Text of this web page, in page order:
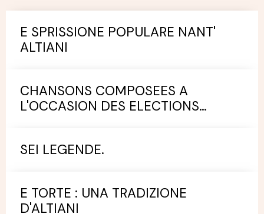
E SPRISSIONE POPULARE NANT'
ALTIANI
CHANSONS COMPOSEES A
L'OCCASION DES ELECTIONS
SEI LEGENDE.
E TORTE : UNA TRADIZIONE
D'ALTIANI